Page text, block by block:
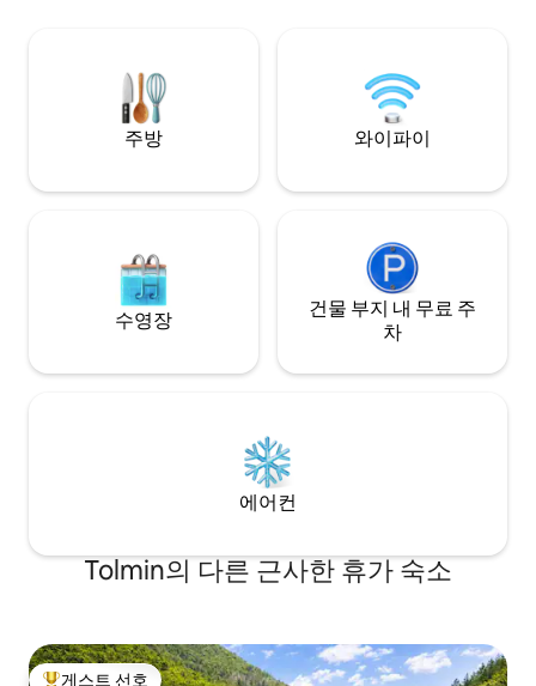
졌습니다. 휴가용 아파트에는 편안하고 즐
거운 숙박을 위해 필요한 모든 것이 갖춰져
연과 문화 유산을 탐험할 수 있는 독특한 기
적 관심 장소와 에너지 스팟으로 이어지는
서 제공되는 다양한 것 중에서 선택할 수 있
습니다. LOM 휴가 아파트는 사냥꾼, 낚시
꾼, 바이커에게도 이상적인 숙소입니다. 여
름에는 다양한 음악과 요리 취향을 즐길 수
안 알프스를 둘러보세요. 🚀 여
을 시작해 보세요!
주방 와이파이
수영장
건물 부지 내 무료 주
차
에어컨
Tolmin의 다른 근사한 휴가 숙소
게스트 선호